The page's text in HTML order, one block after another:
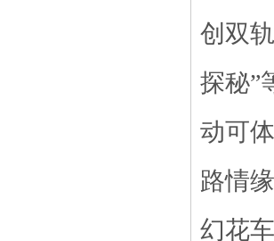
创双
探秘”
动可
路情
幻花